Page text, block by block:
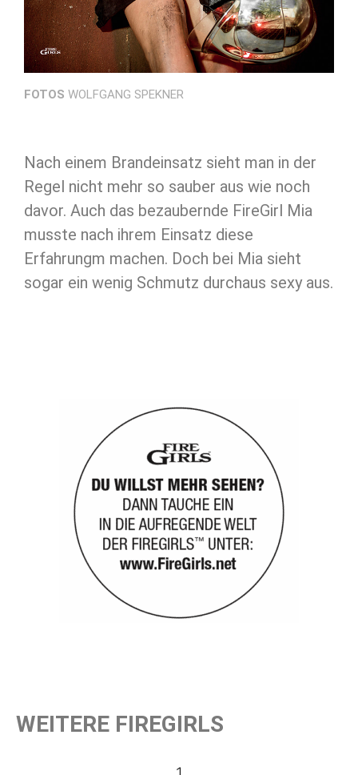
FOTOS WOLFGANG SPEKNER
Nach einem Brandeinsatz sieht man in der
Regel nicht mehr so sauber aus wie noch
davor. Auch das bezaubernde FireGirl Mia
musste nach ihrem Einsatz diese
Erfahrungm machen. Doch bei Mia sieht
sogar ein wenig Schmutz durchaus sexy aus.
WEITERE FIREGIRLS